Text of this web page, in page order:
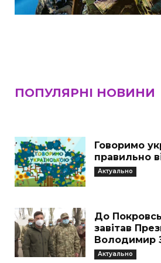
ПОПУЛЯРНІ НОВИНИ
Говоримо
правильно
Актуально
До
завітав
Володимир
Актуально